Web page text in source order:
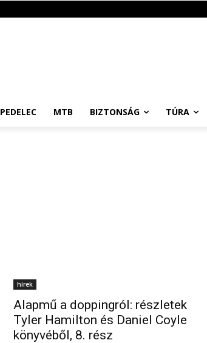
PEDELEC MTB BIZTONSÁG TÚRA
hírek
Alapmű a doppingról: részletek
Tyler Hamilton és Daniel Coyle
könyvéből, 8. rész